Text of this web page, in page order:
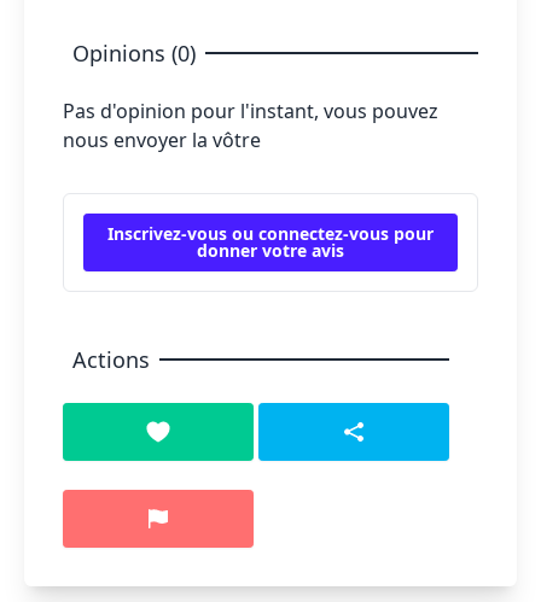
Opinions (0)
Pas d'opinion pour l'instant, vous pouvez
nous envoyer la vôtre
Inscrivez-vous ou connectez-vous pour
donner votre avis
Actions